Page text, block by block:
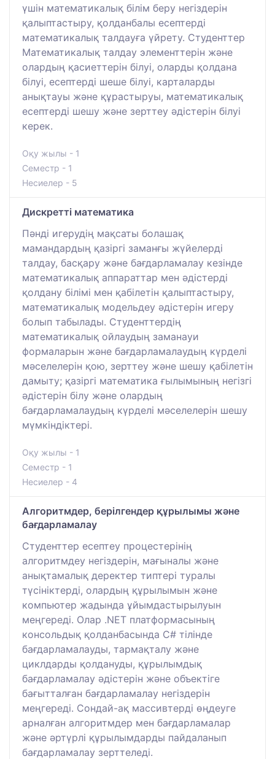
үшін математикалық білім беру негіздерін
қалыптастыру, қолданбалы есептерді
математикалық талдауға үйрету. Студенттер
Математикалық талдау элементтерін және
олардың қасиеттерін білуі, оларды қолдана
білуі, есептерді шеше білуі, карталарды
анықтауы және құрастыруы, математикалық
есептерді шешу және зерттеу әдістерін білуі
керек.
Оқу жылы - 1
Семестр - 1
Несиелер - 5
Дискретті математика
Пәнді игерудің мақсаты болашақ
мамандардың қазіргі заманғы жүйелерді
талдау, басқару және бағдарламалау кезінде
математикалық аппараттар мен әдістерді
қолдану білімі мен қабілетін қалыптастыру,
математикалық модельдеу әдістерін игеру
болып табылады. Студенттердің
математикалық ойлаудың заманауи
формаларын және бағдарламалаудың күрделі
мәселелерін қою, зерттеу және шешу қабілетін
дамыту; қазіргі математика ғылымының негізгі
әдістерін білу және олардың
бағдарламалаудың күрделі мәселелерін шешу
мүмкіндіктері.
Оқу жылы - 1
Семестр - 1
Несиелер - 4
Алгоритмдер, берілгендер құрылымы және
бағдарламалау
Студенттер есептеу процестерінің
алгоритмдеу негіздерін, мағыналы және
анықтамалық деректер типтері туралы
түсініктерді, олардың құрылымын және
компьютер жадында ұйымдастырылуын
меңгереді. Олар .NET платформасының
консольдық қолданбасында C# тілінде
бағдарламалауды, тармақталу және
циклдарды қолдануды, құрылымдық
бағдарламалау әдістерін және объектіге
бағытталған бағдарламалау негіздерін
меңгереді. Сондай-ақ массивтерді өңдеуге
арналған алгоритмдер мен бағдарламалар
және әртүрлі құрылымдарды пайдаланып
бағдарламалау зерттеледі.